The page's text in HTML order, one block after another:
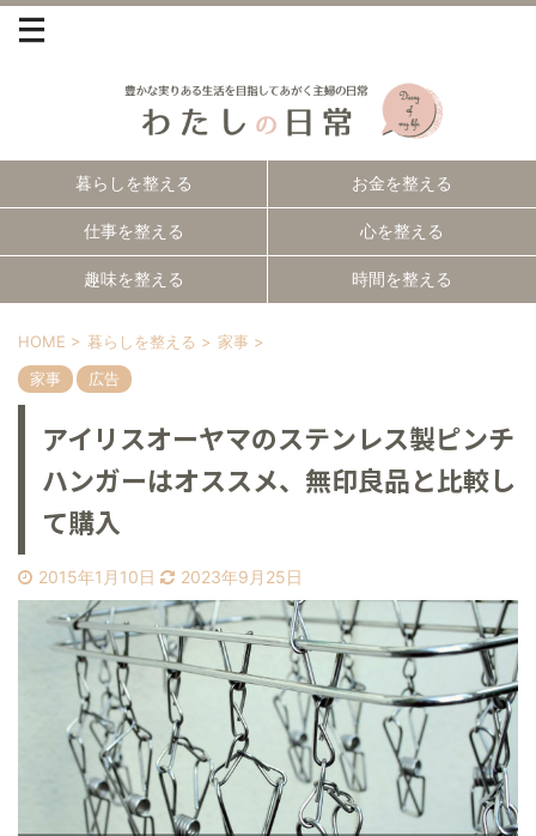
暮らしを整える お金を整える
仕事を整える 心を整える
趣味を整える 時間を整える
HOME > 暮らしを整える > 家事 >
家事
広告
アイリスオーヤマのステンレス製ピンチ
ハンガーはオススメ、無印良品と比較し
て購入
2015年1月10日 2023年9月25日